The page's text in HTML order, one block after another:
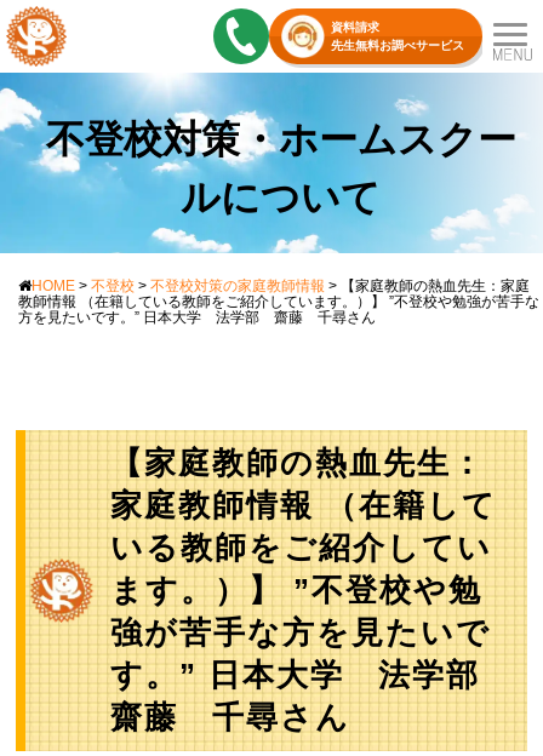
資料請求
先生無料お調べサービス
不登校対策・ホームスクー
ルについて
HOME > 不登校 > 不登校対策の家庭教師情報 >
【家庭教師の熱血先生：家庭
教師情報 （在籍している教師をご紹介しています。）】 ”不登校や勉強が苦手な
方を見たいです。” 日本大学 法学部 齋藤 千尋さん
【家庭教師の熱血先生：
家庭教師情報 （在籍して
いる教師をご紹介してい
ます。）】 ”不登校や勉
強が苦手な方を見たいで
す。” 日本大学 法学部
齋藤 千尋さん